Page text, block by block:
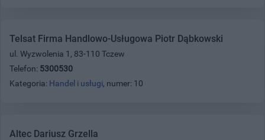
Telsat Firma Handlowo-Usługowa Piotr Dąbkowski
ul. Wyzwolenia 1, 83-110 Tczew
Telefon: 5300530
Kategoria: Handel i usługi, numer: 10
Altec Dariusz Grzella